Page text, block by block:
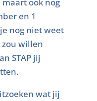
en 1
nog niet weet
willen
STAP jij
wat jij